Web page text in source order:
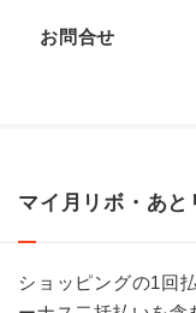
お問合せ
マイ月リボ・あと
ショッピングの1回